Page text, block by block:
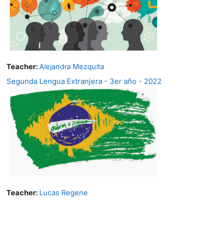
Teacher:Alejandra Mezquita
Segunda Lengua Extranjera - 3er año - 2022
Teacher: Lucas Regene